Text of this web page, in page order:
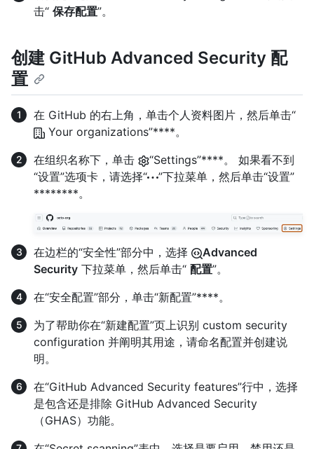
击“ 保存配置”。
创建 GitHub Advanced Security 配
置
在 GitHub 的右上角，单击个人资料图片，然后单击“
Your organizations”****。
在组织名称下，单击
“Settings”****。 如果看不到
“设置”选项卡，请选择“
”下拉菜单，然后单击“设置”
********。
在边栏的“安全性”部分中，选择
Advanced
Security 下拉菜单，然后单击“ 配置”。
在“安全配置”部分，单击“新配置”****。
为了帮助你在“新建配置”页上识别 custom security
configuration 并阐明其用途，请命名配置并创建说
明。
在“GitHub Advanced Security features”行中，选择
是包含还是排除 GitHub Advanced Security
（GHAS）功能。